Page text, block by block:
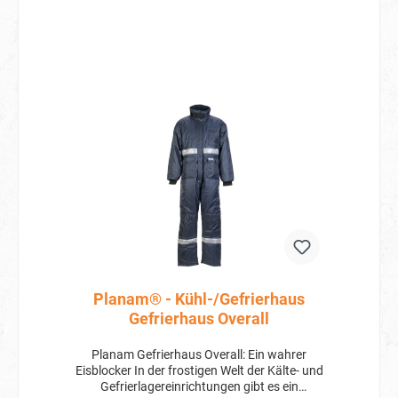
Planam® - Kühl-/Gefrierhaus
Gefrierhaus Overall
Planam Gefrierhaus Overall: Ein wahrer
Eisblocker In der frostigen Welt der Kälte- und
Gefrierlagereinrichtungen gibt es ein